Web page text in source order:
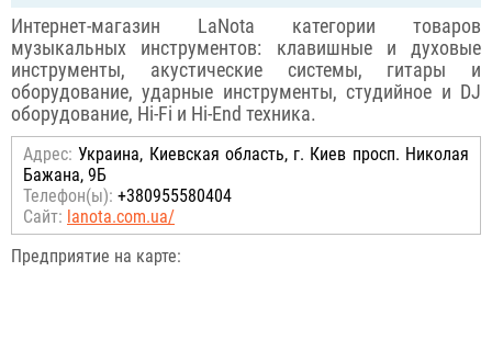
Интернет-магазин LaNota категории товаров
музыкальных инструментов: клавишные и духовые
инструменты, акустические системы, гитары и
оборудование, ударные инструменты, студийное и DJ
оборудование, Hi-Fi и Hi-End техника.
Адрес: Украина, Киевская область, г. Киев просп. Николая
Бажана, 9Б
Телефон(ы): +380955580404
Сайт: lanota.com.ua/
Предприятие на карте: